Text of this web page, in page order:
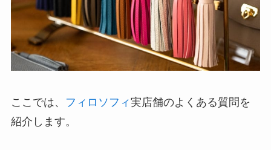
ここでは、 フィロソフィ実店舗のよくある質問を
紹介します。